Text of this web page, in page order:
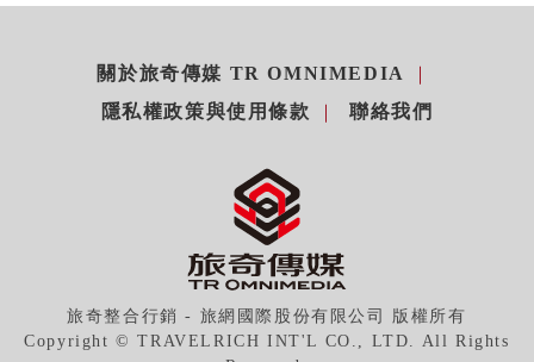
關於旅奇傳媒 TR OMNIMEDIA
隱私權政策與使用條款
聯絡我們
旅奇整合行銷 - 旅網國際股份有限公司 版權所有
Copyright © TRAVELRICH INT'L CO., LTD. All Rights